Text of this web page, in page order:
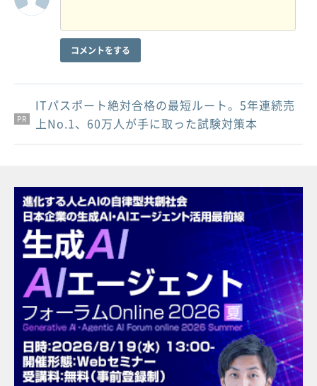
コメントをする
PR
PR
PR
ITパスポート絶対合格の最短ルート。5年連続売
上No.1、60万人が手に取った試験対策本